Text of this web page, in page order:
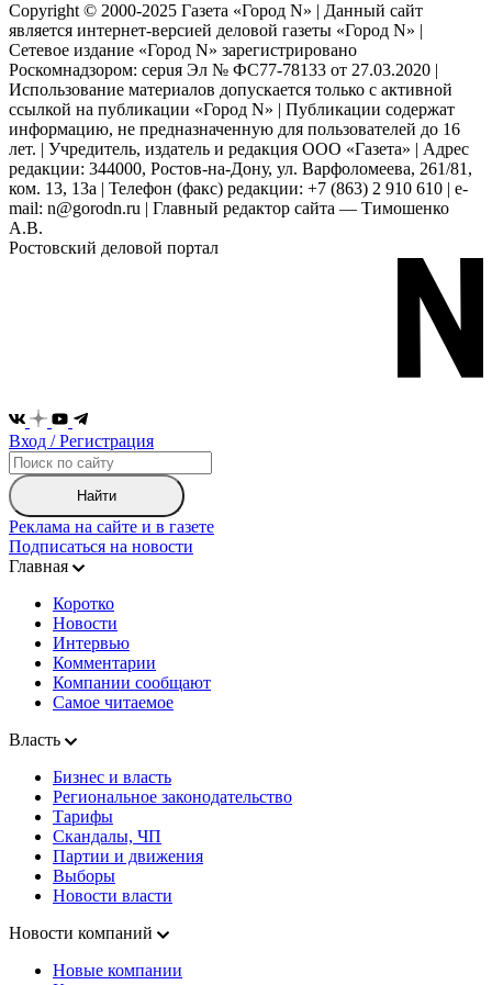
Copyright © 2000-2025 Газета «Город N» | Данный сайт
является интернет-версией деловой газеты «Город N» |
Сетевое издание «Город N» зарегистрировано
Роскомнадзором: серuя Эл № ФС77-78133 от 27.03.2020 |
Использование материалов допускается только с активной
ссылкой на публикации «Город N» | Публикации содержат
информацию, не предназначенную для пользователей до 16
лет. | Учредитель, издатель и редакция ООО «Газета» | Адрес
редакции: 344000, Ростов-на-Дону, ул. Варфоломеева, 261/81,
ком. 13, 13а | Телефон (факс) редакции: +7 (863) 2 910 610 | e-
mail: n@gorodn.ru | Главный редактор сайта — Тимошенко
А.В.
Ростовский деловой портал
Вход / Регистрация
Найти
Реклама на сайте и в газете
Подписаться на новости
Главная
Коротко
Новости
Интервью
Комментарии
Компании сообщают
Самое читаемое
Власть
Бизнес и власть
Региональное законодательство
Тарифы
Скандалы, ЧП
Партии и движения
Выборы
Новости власти
Новости компаний
Новые компании